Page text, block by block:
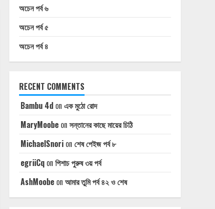
অচেন পর্ব ৬
অচেন পর্ব ৫
অচেন পর্ব ৪
RECENT COMMENTS
Bambu 4don এক মুঠো রোদ
MaryMoobeon সন্তানের কাছে মায়ের চিঠি
MichaelSnorion শেষ পেইজ পর্ব ৮
egriiCqon পিশাচ পুরুষ ৩য় পর্ব
AshMoobeon আমার তুমি পর্ব ৪২ ও শেষ